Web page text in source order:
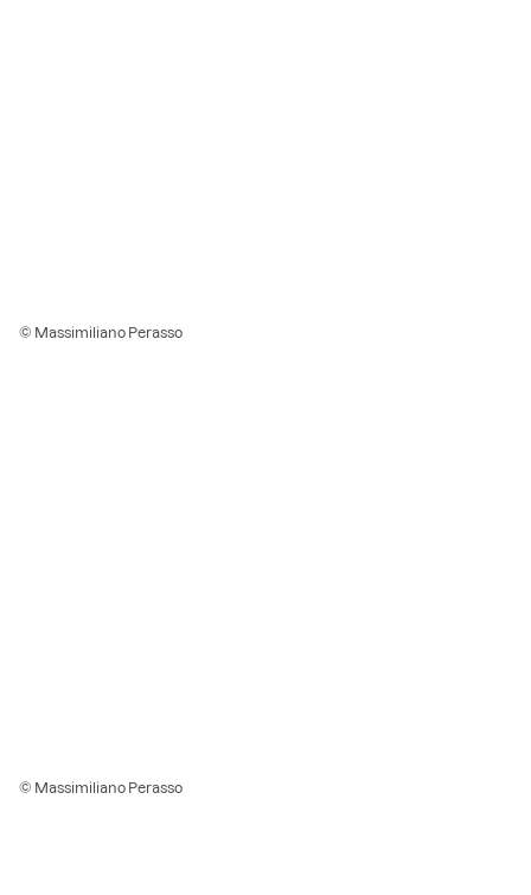
© Massimiliano Perasso
© Massimiliano Perasso